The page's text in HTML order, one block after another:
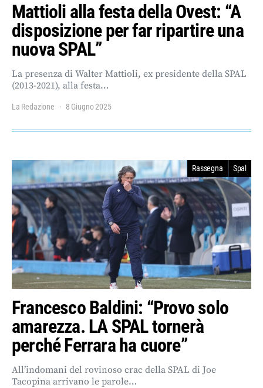
Mattioli alla festa della Ovest: “A
disposizione per far ripartire una
nuova SPAL”
La presenza di Walter Mattioli, ex presidente della SPAL
(2013-2021), alla festa…
La Redazione 8 Giugno 2025
Rassegna Spal
Francesco Baldini: “Provo solo
amarezza. LA SPAL tornerà
perché Ferrara ha cuore”
All’indomani del rovinoso crac della SPAL di Joe
Tacopina arrivano le parole…